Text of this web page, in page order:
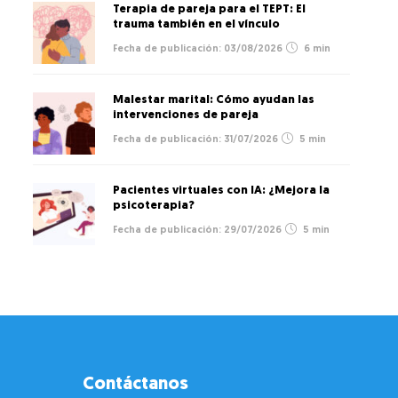
Terapia de pareja para el TEPT: El
trauma también en el vínculo
03/08/2026 6 min
Malestar marital: Cómo ayudan las
intervenciones de pareja
31/07/2026 5 min
Pacientes virtuales con IA: ¿Mejora la
psicoterapia?
29/07/2026 5 min
Contáctanos